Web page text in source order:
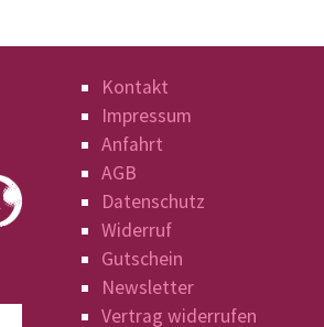
Kontakt
Impressum
Anfahrt
AGB
Datenschutz
Widerruf
Gutschein
Newsletter
Vertrag widerrufen